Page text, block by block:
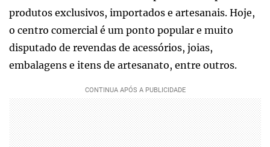
produtos exclusivos, importados e artesanais. Hoje,
o centro comercial é um ponto popular e muito
disputado de revendas de acessórios, joias,
embalagens e itens de artesanato, entre outros.